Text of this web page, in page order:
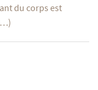
du corps est